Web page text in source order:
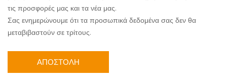
τις προσφορές μας και τα νέα μας.
Σας ενημερώνουμε ότι τα προσωπικά δεδομένα σας δεν θα
μεταβιβαστούν σε τρίτους.